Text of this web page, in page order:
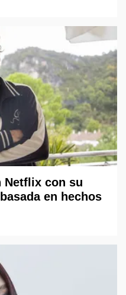
Netflix con su
en hechos